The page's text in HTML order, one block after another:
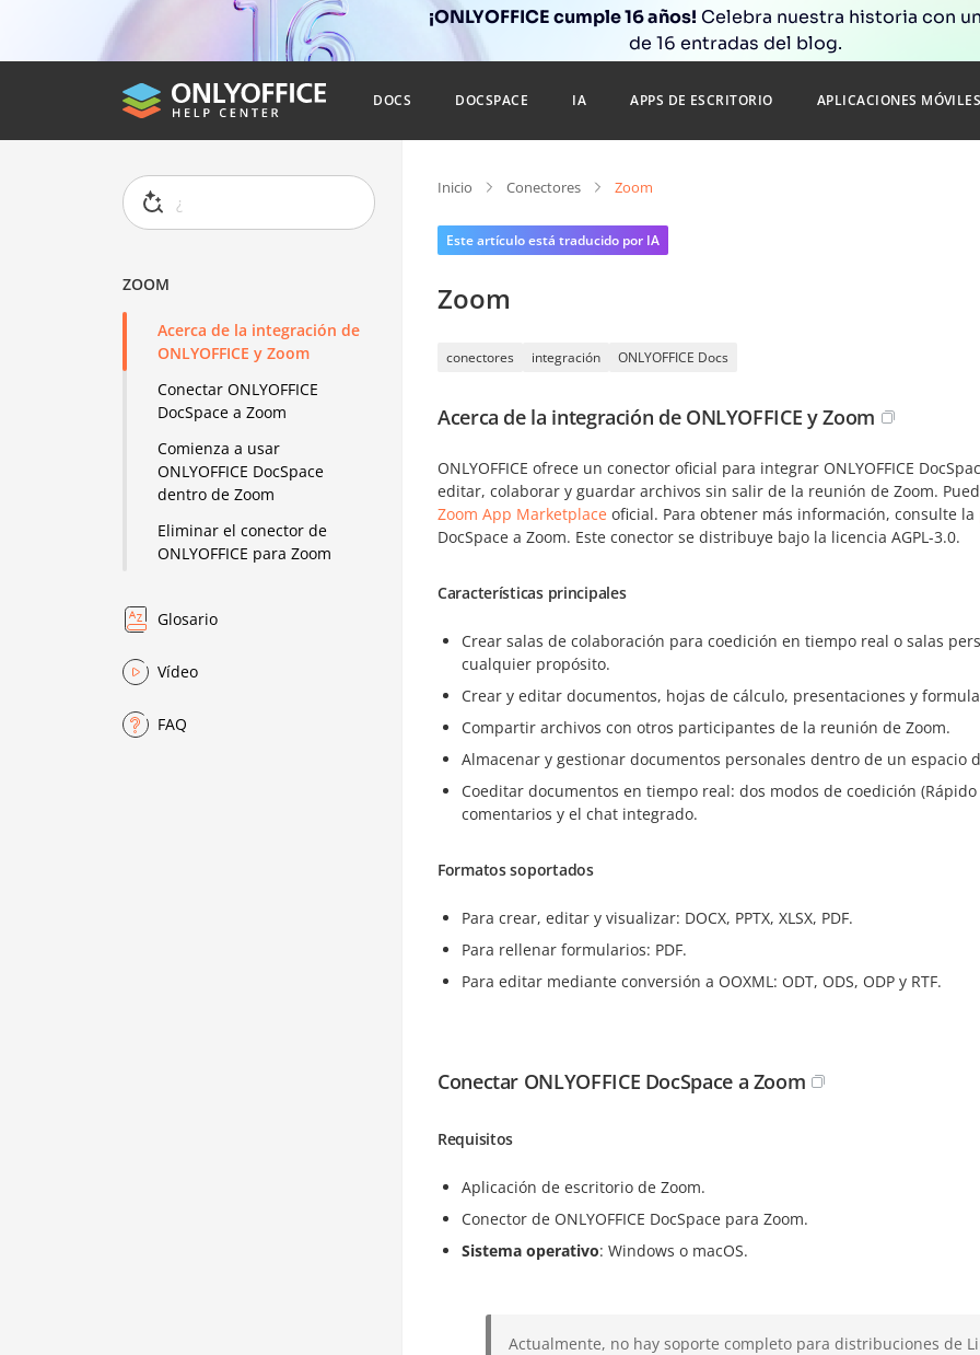
¡ONLYOFFICE cumple 16 años! Celebra nuestra historia con
de 16 entradas del blog.
DOCS DOCSPACE IA APPS DE ESCRITORIO APLICACIONES MÓVILES
ZOOM
Acerca de la integración de
ONLYOFFICE y Zoom
Conectar ONLYOFFICE
DocSpace a Zoom
Comienza a usar
ONLYOFFICE DocSpace
dentro de Zoom
Eliminar el conector de
ONLYOFFICE para Zoom
Glosario
Vídeo
FAQ
Inicio Conectores Zoom
Este artículo está traducido por IA
Zoom
conectores integración ONLYOFFICE Docs
Acerca de la integración de ONLYOFFICE y Zoom
ONLYOFFICE ofrece un conector oficial para integrar ONLYOFFICE
editar, colaborar y guardar archivos sin salir de la reunión de Zoom.
Zoom App Marketplace oficial. Para obtener más información, consulte la
DocSpace a Zoom. Este conector se distribuye bajo la licencia AGPL-3.0.
Características principales
Crear salas de colaboración para coedición en tiempo real o salas
cualquier propósito.
Crear y editar documentos, hojas de cálculo, presentaciones y
Compartir archivos con otros participantes de la reunión de Zoom.
Almacenar y gestionar documentos personales dentro de un espacio
Coeditar documentos en tiempo real: dos modos de coedición
comentarios y el chat integrado.
Formatos soportados
Para crear, editar y visualizar: DOCX, PPTX, XLSX, PDF.
Para rellenar formularios: PDF.
Para editar mediante conversión a OOXML: ODT, ODS, ODP y RTF.
Conectar ONLYOFFICE DocSpace a Zoom
Requisitos
Aplicación de escritorio de Zoom.
Conector de ONLYOFFICE DocSpace para Zoom.
Sistema operativo: Windows o macOS.
Actualmente, no hay soporte completo para distribuciones de